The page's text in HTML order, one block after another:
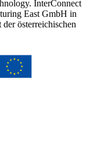
InterConnect
East GmbH in
österreichischen